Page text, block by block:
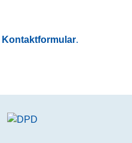
Kontaktformular.